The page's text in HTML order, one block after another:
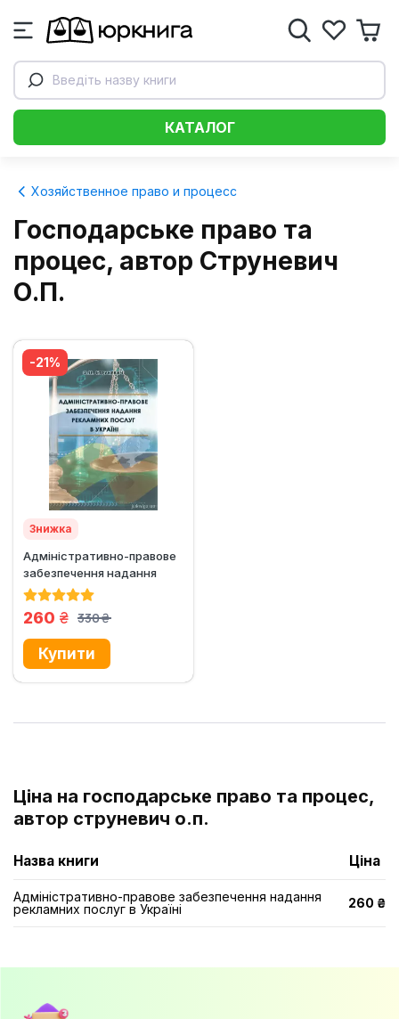
Введіть назву книги
КАТАЛОГ
Хозяйственное право и процесс
Господарське право та
процес, автор Струневич
О.П.
Знижка
Адміністративно-правове
забезпечення надання
рекламних послуг в Україні
-21%
330
грн.
260 грн.
Ціна на господарське право та процес,
автор струневич о.п.
Назва книги Ціна
Адміністративно-правове забезпечення надання
рекламних послуг в Україні
260 ₴